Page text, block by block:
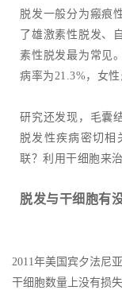
脱发一般分为瘢痕
了雄激素性脱发、
素性脱发最为常见
病率为21.3%，女性
研究还发现，毛囊
脱发性疾病密切相
联？利用干细胞来
脱发与干细胞有
2011年美国宾夕法尼
干细胞数量上没有损